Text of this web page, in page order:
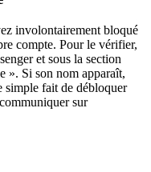
involontairement bloqué
compte. Pour le vérifier,
et sous la section
». Si son nom apparaît,
simple fait de débloquer
sur